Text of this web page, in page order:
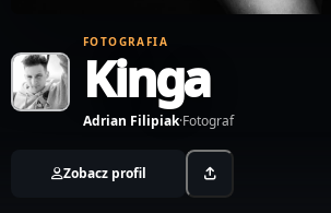
FOTOGRAFIA
Kinga
Adrian Filipiak·Fotograf
Zobacz profil